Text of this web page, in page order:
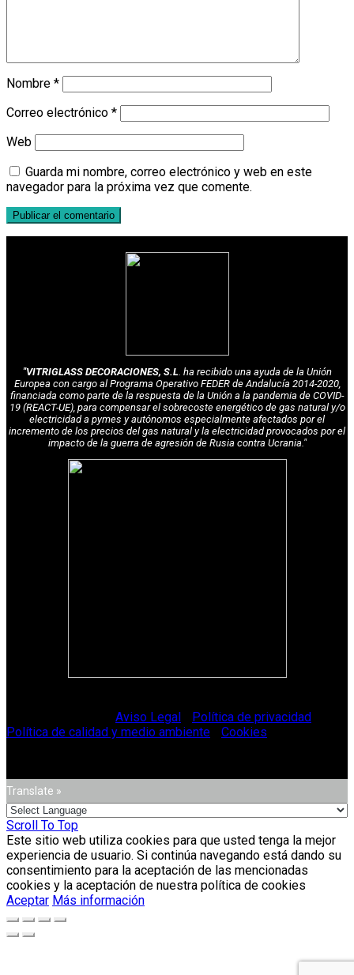
Nombre *
Correo electrónico *
Web
Guarda mi nombre, correo electrónico y web en este
navegador para la próxima vez que comente.
"VITRIGLASS DECORACIONES, S.L. ha recibido una ayuda de la Unión
Europea con cargo al Programa Operativo FEDER de Andalucía 2014-2020,
financiada como parte de la respuesta de la Unión a la pandemia de COVID-
19 (REACT-UE), para compensar el sobrecoste energético de gas natural y/o
electricidad a pymes y autónomos especialmente afectados por el
incremento de los precios del gas natural y la electricidad provocados por el
impacto de la guerra de agresión de Rusia contra Ucrania."
Aviso Legal Política de privacidad
Política de calidad y medio ambiente
Cookies
Translate »
Scroll To Top
Este sitio web utiliza cookies para que usted tenga la mejor
experiencia de usuario. Si continúa navegando está dando su
consentimiento para la aceptación de las mencionadas
cookies y la aceptación de nuestra política de cookies
Aceptar Más información